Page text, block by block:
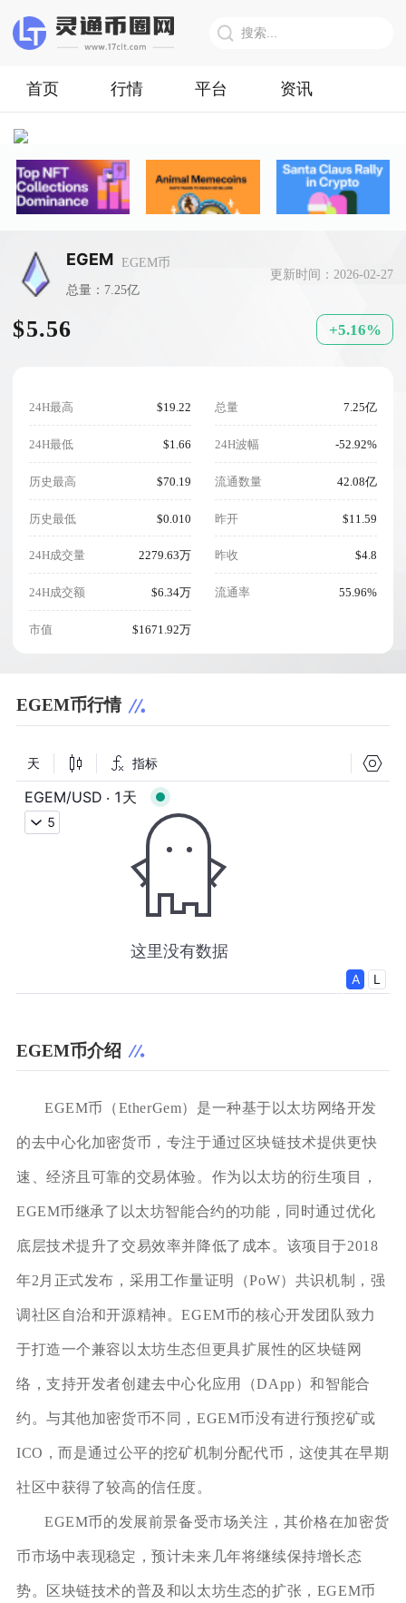
首页 行情 平台 资讯
EGEM
EGEM币
总量：7.25亿
更新时间：2026-02-27
$5.56 +5.16%
24H最高 $19.22
24H最低 $1.66
历史最高 $70.19
历史最低 $0.010
24H成交量 2279.63万
24H成交额 $6.34万
市值 $1671.92万
总量 7.25亿
24H波幅 -52.92%
流通数量 42.08亿
昨开 $11.59
昨收 $4.8
流通率 55.96%
EGEM币行情
EGEM币介绍
EGEM币（EtherGem）是一种基于以太坊网络开发
的去中心化加密货币，专注于通过区块链技术提供更快
速、经济且可靠的交易体验。作为以太坊的衍生项目，
EGEM币继承了以太坊智能合约的功能，同时通过优化
底层技术提升了交易效率并降低了成本。该项目于2018
年2月正式发布，采用工作量证明（PoW）共识机制，强
调社区自治和开源精神。EGEM币的核心开发团队致力
于打造一个兼容以太坊生态但更具扩展性的区块链网
络，支持开发者创建去中心化应用（DApp）和智能合
约。与其他加密货币不同，EGEM币没有进行预挖矿或
ICO，而是通过公平的挖矿机制分配代币，这使其在早期
社区中获得了较高的信任度。
EGEM币的发展前景备受市场关注，其价格在加密货
币市场中表现稳定，预计未来几年将继续保持增长态
势。区块链技术的普及和以太坊生态的扩张，EGEM币